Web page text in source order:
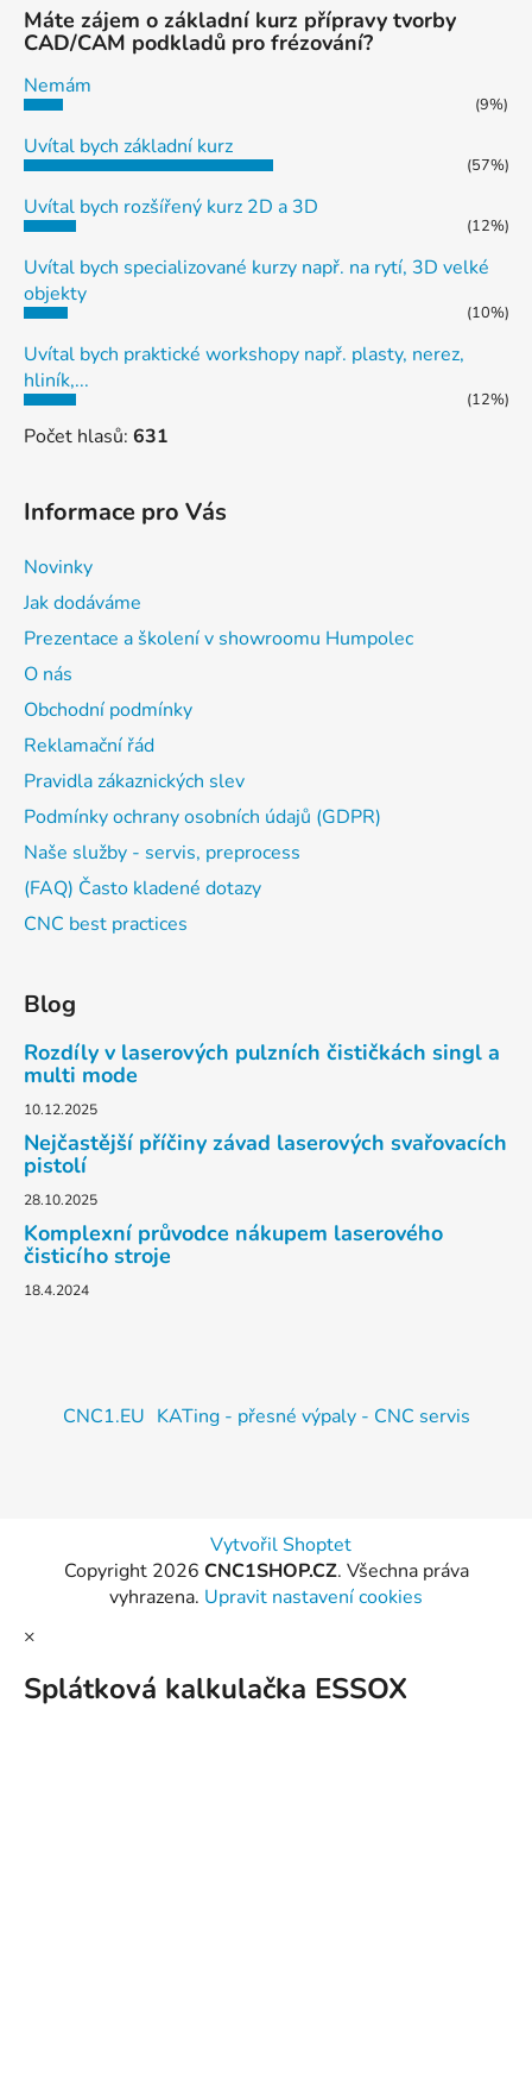
Máte zájem o základní kurz přípravy tvorby
CAD/CAM podkladů pro frézování?
Nemám
(9%)
Uvítal bych základní kurz
(57%)
Uvítal bych rozšířený kurz 2D a 3D
(12%)
Uvítal bych specializované kurzy např. na rytí, 3D velké
objekty
(10%)
Uvítal bych praktické workshopy např. plasty, nerez,
hliník,...
(12%)
Počet hlasů: 631
Informace pro Vás
Novinky
Jak dodáváme
Prezentace a školení v showroomu Humpolec
O nás
Obchodní podmínky
Reklamační řád
Pravidla zákaznických slev
Podmínky ochrany osobních údajů (GDPR)
Naše služby - servis, preprocess
(FAQ) Často kladené dotazy
CNC best practices
Blog
Rozdíly v laserových pulzních čističkách singl a
multi mode
10.12.2025
Nejčastější příčiny závad laserových svařovacích
pistolí
28.10.2025
Komplexní průvodce nákupem laserového
čisticího stroje
18.4.2024
CNC1.EU KATing - přesné výpaly - CNC servis
Vytvořil Shoptet
Copyright 2026 CNC1SHOP.CZ. Všechna práva
vyhrazena. Upravit nastavení cookies
×
Splátková kalkulačka ESSOX